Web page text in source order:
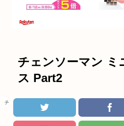
チェンソーマン ミ
ス Part2
チェンソーマン